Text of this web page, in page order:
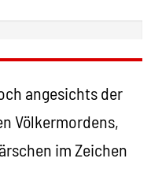
angesichts der
Völkermordens,
im Zeichen